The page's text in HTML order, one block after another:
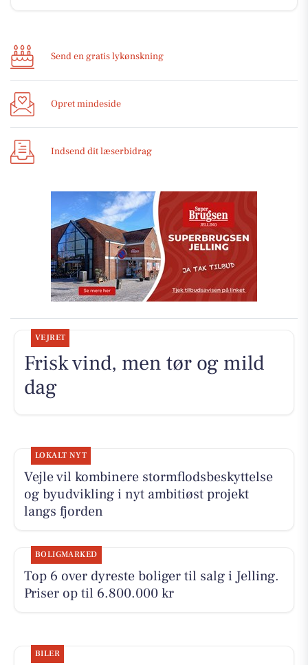
Send en gratis lykønskning
Opret mindeside
Indsend dit læserbidrag
VEJRET
Frisk vind, men tør og mild
dag
LOKALT NYT
Vejle vil kombinere stormflodsbeskyttelse
og byudvikling i nyt ambitiøst projekt
langs fjorden
BOLIGMARKED
Top 6 over dyreste boliger til salg i Jelling.
Priser op til 6.800.000 kr
BILER